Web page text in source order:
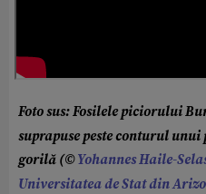
Foto sus: Fosilele piciorului
suprapuse peste conturul unui
gorilă (©Yohannes Haile-
Universitatea de Stat din